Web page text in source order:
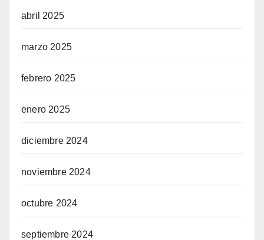
abril 2025
marzo 2025
febrero 2025
enero 2025
diciembre 2024
noviembre 2024
octubre 2024
septiembre 2024